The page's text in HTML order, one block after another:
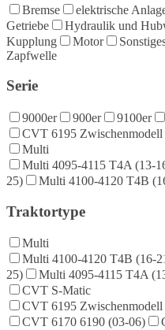
Bremse elektrische
Getriebe
Hydraulik und
Kupplung
Motor
Zapfwelle
Serie
9000er 900er 9100er
CVT 6195 Zwischenmodell
Multi
Multi 4095-4115 T4A (13-
25)
Multi 4100-4120 T4B
Traktortype
Multi
Multi 4100-4120 T4B (16-
25)
Multi 4095-4115 T4A
CVT S-Matic
CVT 6195 Zwischenmodell
CVT 6170 6190 (03-06)